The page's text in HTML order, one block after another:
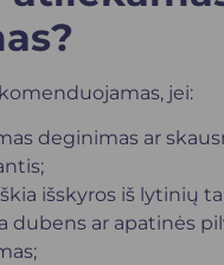
jei:
deginimas ar
išskyros iš lytinių
dubens ar apatinės